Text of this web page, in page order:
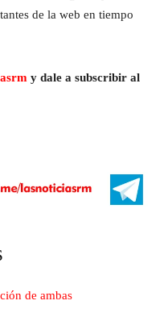
de la web en tiempo
y dale a subscribir al
de ambas